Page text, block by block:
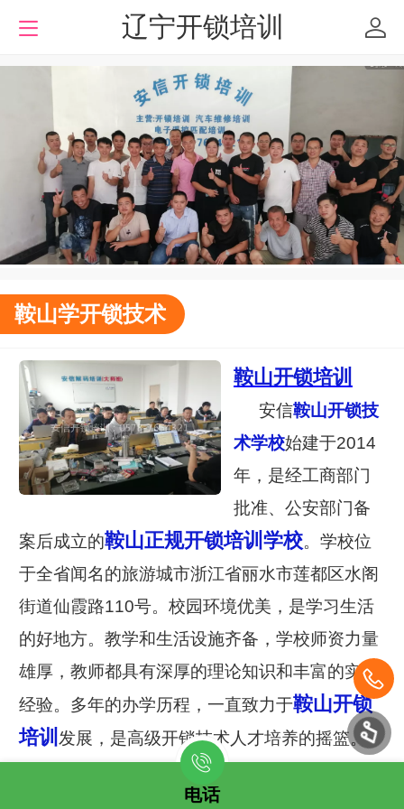
辽宁开锁培训
鞍山学开锁技术
鞍山开锁培训
安信鞍山开锁技
术学校始建于2014
年，是经工商部门
批准、公安部门备
案后成立的鞍山正规开锁培训学校。学校位
于全省闻名的旅游城市浙江省丽水市莲都区水阁
街道仙霞路110号。校园环境优美，是学习生活
的好地方。教学和生活设施齐备，学校师资力量
雄厚，教师都具有深厚的理论知识和丰富的实践
经验。多年的办学历程，一直致力于鞍山开锁
培训 发展，是高级开锁技术人才培养的摇篮。
鞍山学开锁技术电话
电话